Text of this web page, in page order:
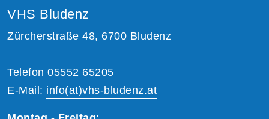
VHS Bludenz
Zürcherstraße 48, 6700 Bludenz
Telefon 05552 65205
E-Mail: info(at)vhs-bludenz.at